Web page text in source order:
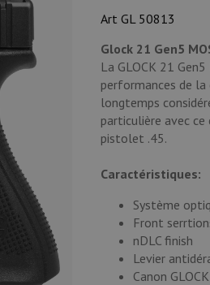
Art GL 50813
Glock 21 Gen5
La GLOCK 21
performances de la
longtemps
particulière avec
pistolet .45.
Caractéristiques:
Système
Front
nDLC finish
Levier
Canon